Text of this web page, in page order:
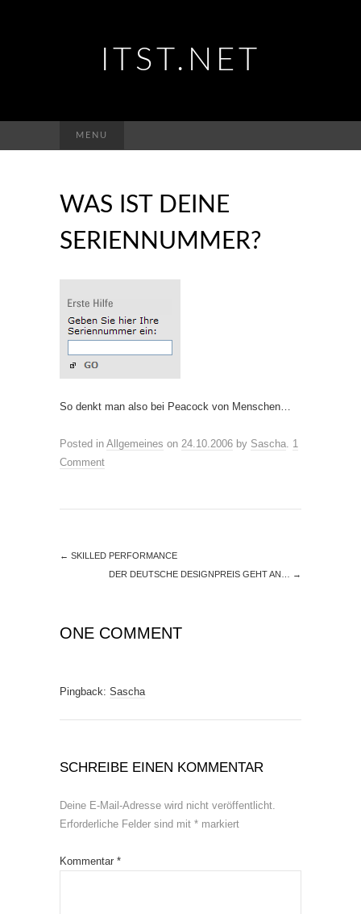
ITST.NET
MENU
nach:
WAS IST DEINE
SERIENNUMMER?
So denkt man also bei Peacock von Menschen…
Posted in Allgemeines on 24.10.2006 by Sascha. 1
Comment
← SKILLED PERFORMANCE
DER DEUTSCHE DESIGNPREIS GEHT AN…
→
ONE COMMENT
Pingback: Sascha
SCHREIBE EINEN KOMMENTAR
Deine E-Mail-Adresse wird nicht veröffentlicht.
Erforderliche Felder sind mit * markiert
Kommentar *